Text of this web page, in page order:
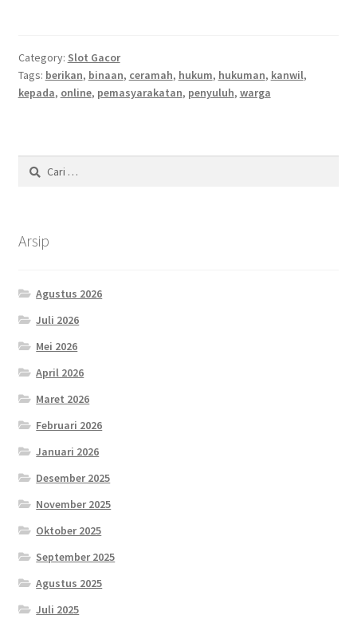
Category: Slot Gacor
Tags: berikan, binaan, ceramah, hukum, hukuman, kanwil,
kepada, online, pemasyarakatan, penyuluh, warga
Cari
untuk:
Arsip
Agustus 2026
Juli 2026
Mei 2026
April 2026
Maret 2026
Februari 2026
Januari 2026
Desember 2025
November 2025
Oktober 2025
September 2025
Agustus 2025
Juli 2025